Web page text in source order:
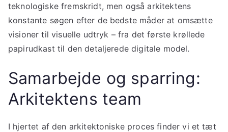
teknologiske fremskridt, men også arkitektens
konstante søgen efter de bedste måder at omsætte
visioner til visuelle udtryk – fra det første krøllede
papirudkast til den detaljerede digitale model.
Samarbejde og sparring:
Arkitektens team
I hjertet af den arkitektoniske proces finder vi et tæt